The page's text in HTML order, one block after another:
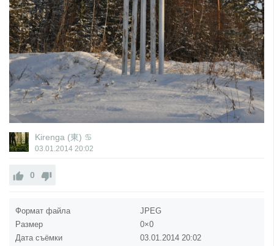
Kirenga (東) ♋
03.01.2014 20:02
0
Формат файла
JPEG
Размер
0×0
Дата съёмки
03.01.2014 20:02